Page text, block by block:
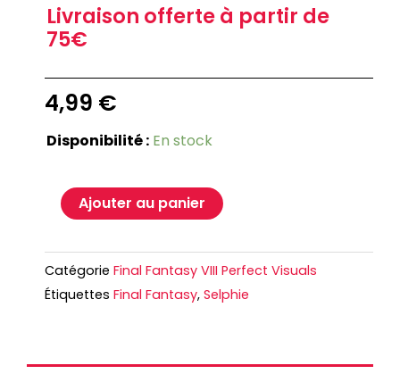
Livraison offerte à partir de
75€
4,99 €
Disponibilité : En stock
Ajouter au panier
Catégorie Final Fantasy VIII Perfect Visuals
Étiquettes Final Fantasy, Selphie